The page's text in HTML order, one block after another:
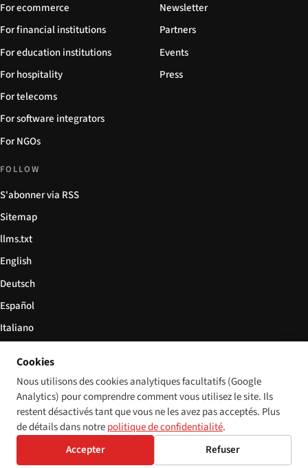
For ecommerce
For financial institutions
For education institutions
For hospitality
For telecoms
For software integrators
For NGOs
Newsletter
Partners
Events
Press
FOLLOW
S'abonner via RSS
Sitemap
llms.txt
English
Deutsch
Español
Italiano
© 2026 Disability World. Tous droits réservés. Cookie settings
DeutschEspañol 简体中文Polski
Cookies
Nous utilisons des cookies analytiques facultatifs (Google
Analytics) pour comprendre comment vous utilisez le site. Ils
restent désactivés tant que vous ne les avez pas acceptés. Plus
de détails dans notrepolitique de confidentialité.
Accepter
Refuser